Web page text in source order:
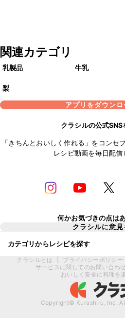
関連カテゴリ
乳製品 牛乳
梨
アプリをダウンロ
クラシルの公式SNS
「きちんとおいしく作れる」をコンセ
レシピ動画を毎日配信
何かお気づきの点は
クラシルに意見
カテゴリからレシピを探す
クラシルとは プライバシーポリシー
サービスに関してのお問い合わせ
おいしく安全に料理を
Copyright© Kurashiru, Inc.